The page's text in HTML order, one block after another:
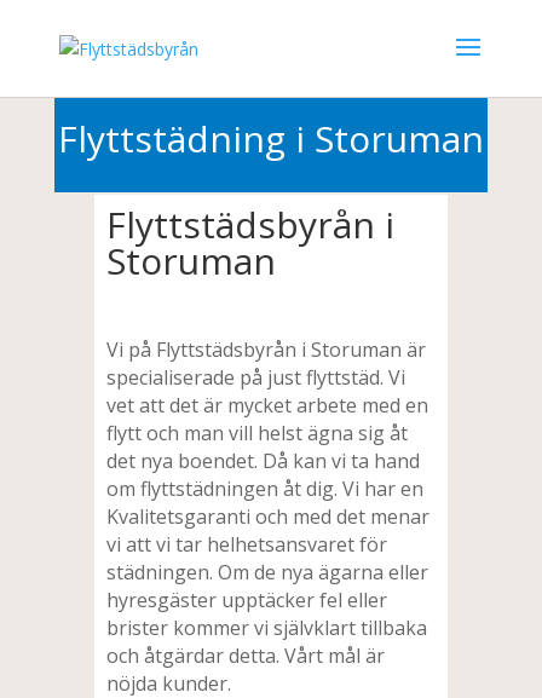
Flyttstädning i Storuman
Flyttstädsbyrån i
Storuman
Vi på Flyttstädsbyrån i Storuman är
specialiserade på just flyttstäd. Vi
vet att det är mycket arbete med en
flytt och man vill helst ägna sig åt
det nya boendet. Då kan vi ta hand
om flyttstädningen åt dig. Vi har en
Kvalitetsgaranti och med det menar
vi att vi tar helhetsansvaret för
städningen. Om de nya ägarna eller
hyresgäster upptäcker fel eller
brister kommer vi självklart tillbaka
och åtgärdar detta. Vårt mål är
nöjda kunder.